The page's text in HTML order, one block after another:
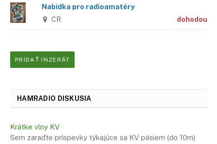
Nabídka pro radioamatéry
CR dohodou
PRIDAŤ INZERÁT
HAMRADIO DISKUSIA
Krátke vlny KV
Sem zaraďte príspevky týkajúce sa KV pásiem (do 10m)